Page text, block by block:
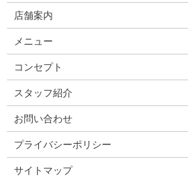
店舗案内
メニュー
コンセプト
スタッフ紹介
お問い合わせ
プライバシーポリシー
サイトマップ